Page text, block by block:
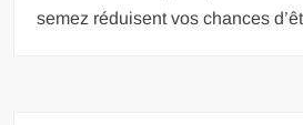
semez réduisent vos chances